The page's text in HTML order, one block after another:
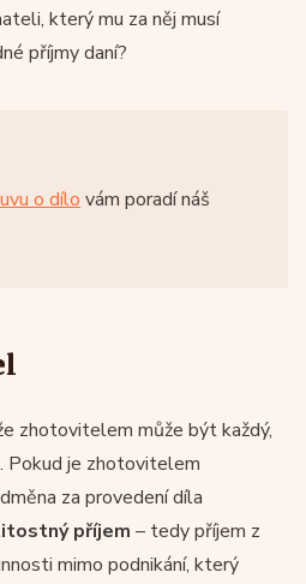
který mu za něj musí
příjmy daní?
o dílo vám poradí náš
zhotovitelem může být každý,
Pokud je zhotovitelem
za provedení díla
příjem – tedy příjem z
mimo podnikání, který